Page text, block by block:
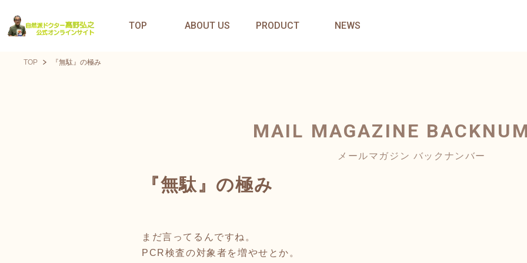
TOP ABOUT US PRODUCT NEWS
TOP 『無駄』の極み
MAIL MAGAZINE
メールマガジン バックナンバー
『無駄』の極み
まだ言ってるんですね。
PCR検査の対象者を増やせとか。